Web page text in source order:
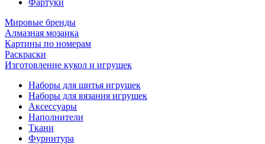
Фартуки
Мировые бренды
Алмазная мозаика
Картины по номерам
Раскраски
Изготовление кукол и игрушек
Наборы для шитья игрушек
Наборы для вязания игрушек
Аксессуары
Наполнители
Ткани
Фурнитура